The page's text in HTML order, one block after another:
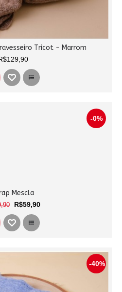
Tricot - Marrom
-0%
Mescla
R$59,90
-40%